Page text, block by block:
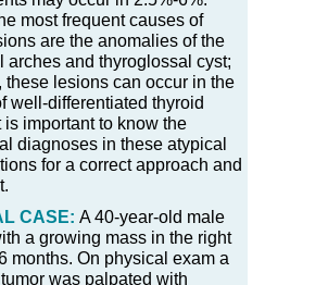
most frequent causes of
are the anomalies of the
arches and thyroglossal cyst;
these lesions can occur in the
well-differentiated thyroid
is important to know the
diagnoses in these atypical
for a correct approach and
CASE: A 40-year-old male
a growing mass in the right
months. On physical exam a
was palpated with